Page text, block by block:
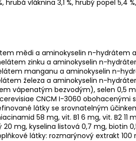
vláknina 3,1 %, hrubý popel 5,4
mědi a aminokyselin n-hydrátem
zinku a aminokyselin n-
manganu a aminokyselin n-
železa a aminokyselin n-
vápenatým bezvodým), selen 0,5
CNCM I-3060 obohacenými
látky se srovnatelným
58 mg, vit. B1 6 mg, vit. B2 11
mg, kyselina listová 0,7 mg, biotin
látky: rozmarýnový extrakt 100